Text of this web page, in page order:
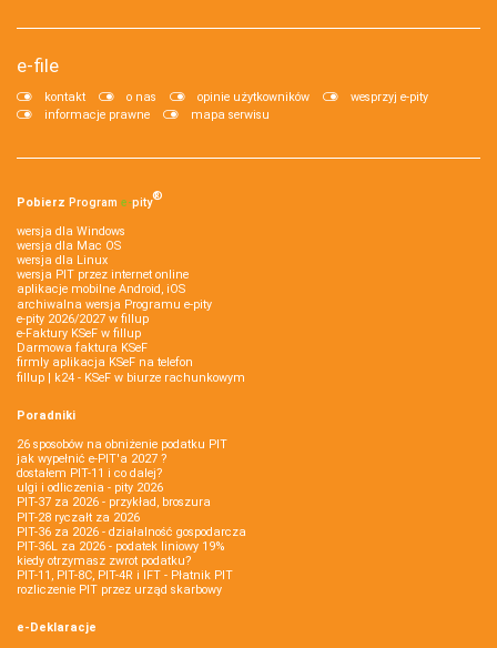
e-file
kontakt o nas opinie użytkowników
wesprzyj e-pity
informacje prawne
mapa serwisu
Pobierz Program e‑pity®
wersja dla Windows
wersja dla Mac OS
wersja dla Linux
wersja PIT przez internet online
aplikacje mobilne Android, iOS
archiwalna wersja Programu e-pity
e-pity 2026/2027 w fillup
e‑Faktury KSeF w fillup
Darmowa faktura KSeF
firmly aplikacja KSeF na telefon
fillup | k24 - KSeF w biurze rachunkowym
Poradniki
26 sposobów na obniżenie podatku PIT
jak wypełnić e-PIT'a 2027 ?
dostałem PIT-11 i co dalej?
ulgi i odliczenia - pity 2026
PIT-37 za 2026 - przykład, broszura
PIT-28 ryczałt za 2026
PIT-36 za 2026 - działalność gospodarcza
PIT-36L za 2026 - podatek liniowy 19%
kiedy otrzymasz zwrot podatku?
PIT-11, PIT-8C, PIT-4R i IFT - Płatnik PIT
rozliczenie PIT przez urząd skarbowy
e-Deklaracje